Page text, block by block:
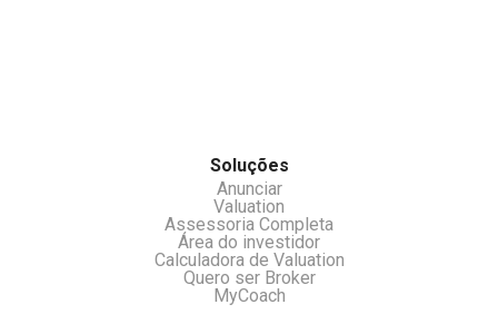
Soluções
Anunciar
Valuation
Assessoria Completa
Área do investidor
Calculadora de Valuation
Quero ser Broker
MyCoach